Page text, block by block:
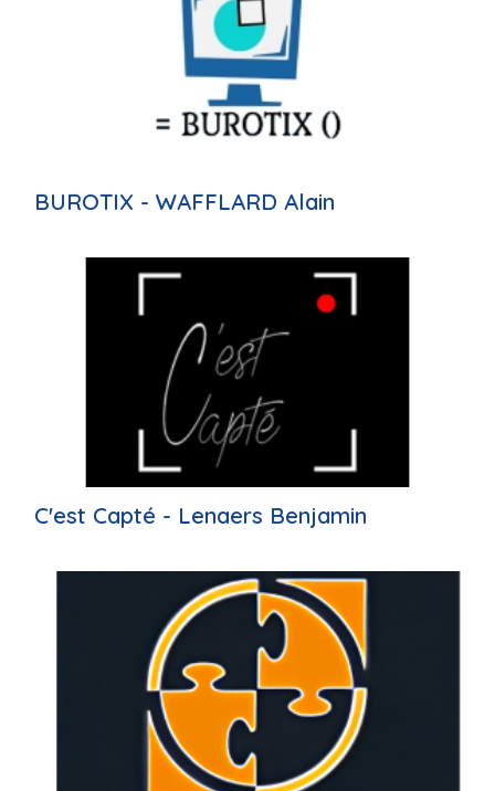
BUROTIX - WAFFLARD Alain
C'est Capté - Lenaers Benjamin